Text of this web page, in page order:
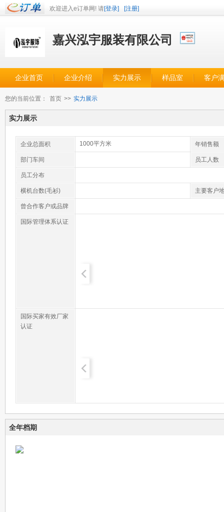
欢迎进入e订单网! 请[登录] [注册]
嘉兴泓宇服装有限公司
企业首页 企业介绍 实力展示 样品室 客户
您的当前位置： 首页 >> 实力展示
实力展示
企业总面积 1000平方米 年销售额
部门车间 员工人数
员工分布
横机台数(毛衫) 主要客户
曾合作客户或品牌
国际管理体系认证
国际买家有效厂家
认证
全年档期